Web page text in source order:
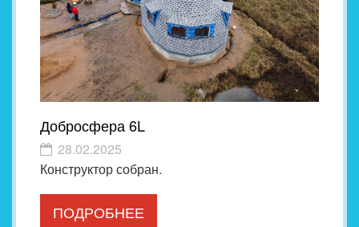
Добросфера 6L
28.02.2025
Конструктор собран.
ПОДРОБНЕЕ